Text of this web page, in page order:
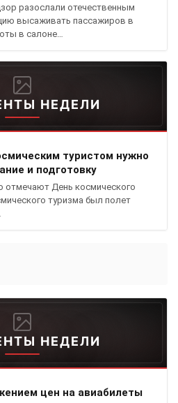
разослали отечественным
высаживать пассажиров в
в салоне…
НЕДЕЛИ
туристом нужно
и подготовку
отмечают День космического
туризма был полет
НЕДЕЛИ
цен на авиабилеты